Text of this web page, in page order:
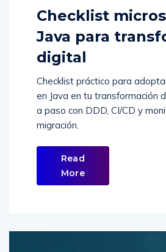
Checklist
Java para
digital
Checklist práctico para
en Java en tu transformación
a paso con DDD, CI/CD y
migración.
Read
More